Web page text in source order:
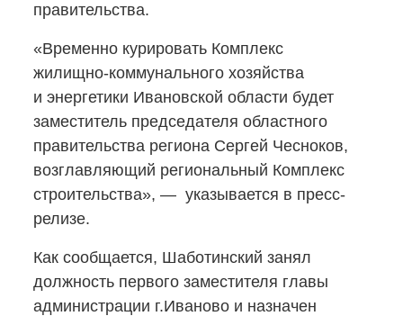
правительства.
«Временно курировать Комплекс
жилищно-коммунального хозяйства
и энергетики Ивановской области будет
заместитель председателя областного
правительства региона Сергей Чесноков,
возглавляющий региональный Комплекс
строительства», — указывается в пресс-
релизе.
Как сообщается, Шаботинский занял
должность первого заместителя главы
администрации г.Иваново и назначен